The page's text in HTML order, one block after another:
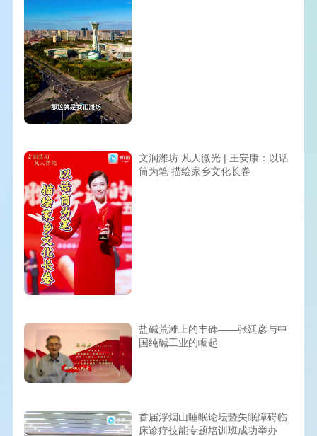
文润潍坊 凡人微光 | 王安康：以话
筒为笔 描绘家乡文化长卷
盐碱荒滩上的丰碑——张廷彦与中
国纯碱工业的崛起
首届浮烟山睡眠论坛暨失眠障碍临
床诊疗技能专题培训班成功举办